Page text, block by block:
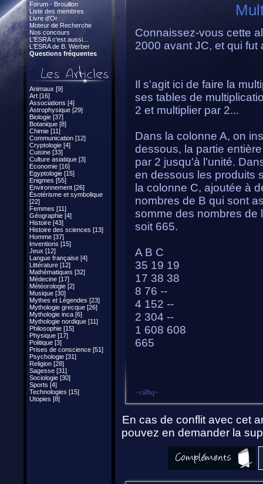
Forum - Brouillon
Liste des membres
Livre d'Or
Moteur de Recherche
Nos concours
L'ESRA c'est aussi...
L'ESRA de B. Werber
Questions fréquentes
Animaux [9]
Art [16]
Associations [4]
Astrophysique [29]
Biologie [37]
Botanique [8]
Chimie [11]
Communication [12]
Cryptologie [4]
Cuisine [33]
Culture asiatique [3]
Economie [16]
Egyptologie [15]
Enigmes [55]
Environnement [26]
Ésotérisme et symbolique
[22]
Femmes [11]
Géographie [4]
Histoire [43]
Histoire des sciences [13]
Homme [37]
Inventions [15]
Jeux [12]
Langue française [4]
Littérature [12]
Mathématiques [32]
Médecine [17]
Météorologie [2]
Musique [30]
Mythes et Légendes [23]
Mythologie grecque [26]
Mythologie inca [6]
Mythologie nordique [11]
Philosophie [15]
Physique [17]
Politique [3]
Prises de conscience [51]
Psychologie [31]
Religion [28]
Sagesse [31]
Sociologie [30]
Sports [4]
Technologies [15]
Utopies [8]
Connaissez-vous cette
2000 avant JC, et qui
Il s'agit ici de faire la
ses tables de
2 et multiplier par 2...
Dans la colonne A, on
dessous, la partie
par 2 jusqu'à l'unité.
en dessous les produits
la colonne C, ajoutée à
nombres de B qui sont
somme des nombres de
soit 665.
A B C
35 19 19
17 38 38
8 76 --
4 152 --
2 304 --
1 608 608
665
~cillbq~
En cas de conflit avec cet
pouvez en demander la